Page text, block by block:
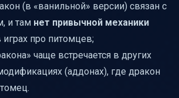
(в «ванильной» версии) связан с
и там нет привычной механики
играх про питомцев;
чаще встречается в других
(аддонах), где дракон